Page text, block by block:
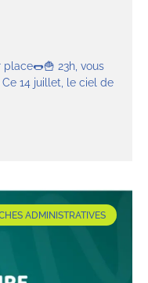
23h, vous
14 juillet, le ciel de
ADMINISTRATIVES